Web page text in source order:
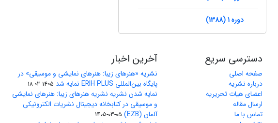
دوره 1 (1388)
دسترسی سریع
صفحه اصلی
درباره نشریه
اعضای هیات تحریریه
ارسال مقاله
تماس با ما
آخرین اخبار
نشریه «هنرهای زیبا: هنرهای نمایشی و موسیقی» در
پایگاه بین‌المللی ERIH PLUS نمایه شد
1405-03-18
نمایه شدن نشریه نشریه هنرهای زیبا: هنرهای نمایشی
و موسیقی در کتابخانه دیجیتال نشریات الکترونیکی
آلمان (EZB)
1405-03-05